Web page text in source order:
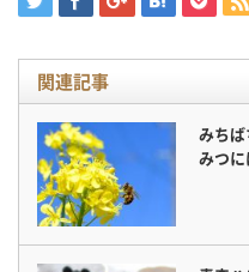
関連記事
みち
みつに